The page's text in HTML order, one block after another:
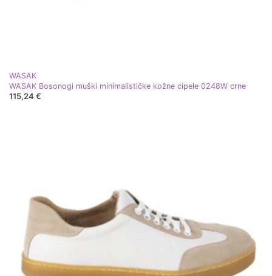
WASAK
WASAK Bosonogi muški minimalističke kožne cipele 0248W crne
115,24 €